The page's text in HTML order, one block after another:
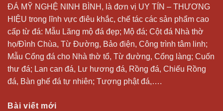
ĐÁ MỸ NGHỆ NINH BÌNH, là đơn vị UY TÍN – THƯƠNG
HIỆU trong lĩnh vực điêu khắc, chế tác các sản phẩm cao
cấp từ đá: Mẫu Lăng mộ đá đẹp; Mộ đá; Cột đá Nhà thờ
họ/Đình Chùa, Từ Đường, Bảo điện, Công trình tâm linh;
Mẫu Cổng đá cho Nhà thờ tổ, Từ đường, Cổng làng; Cuốn
thư đá; Lan can đá, Lư hương đá, Rồng đá, Chiếu Rồng
đá, Bàn ghế đá tự nhiên; Tượng phật đá,….
Bài viết mới